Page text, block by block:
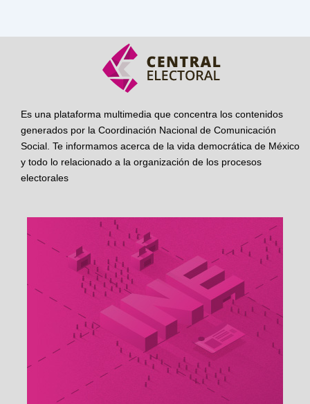
Es una plataforma multimedia que concentra los contenidos
generados por la Coordinación Nacional de Comunicación
Social. Te informamos acerca de la vida democrática de México
y todo lo relacionado a la organización de los procesos
electorales